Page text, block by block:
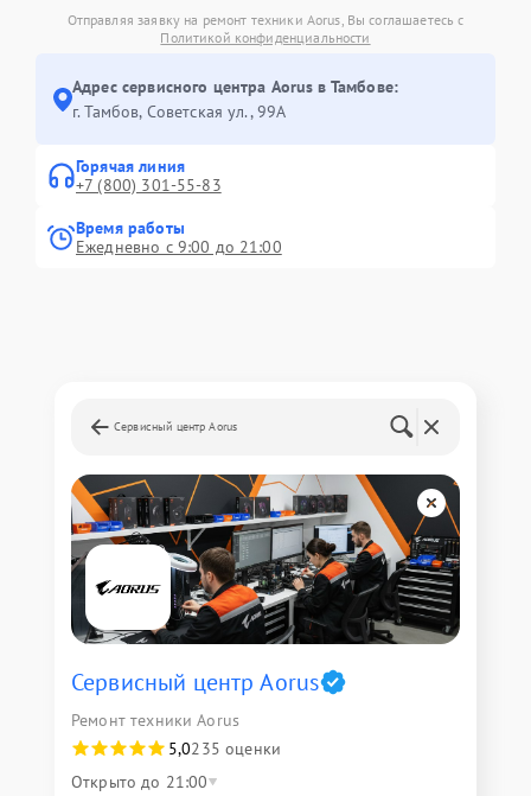
Отправляя заявку на ремонт техники Aorus, Вы соглашаетесь с
Политикой конфиденциальности
Адрес сервисного центра Aorus в Тамбове:
г. Тамбов, Советская ул., 99А
Горячая линия
+7 (800) 301-55-83
Время работы
Ежедневно с 9:00 до 21:00
Сервисный центр Aorus
Сервисный центр Aorus
Ремонт техники Aorus
5,0235 оценки
Открыто до 21:00